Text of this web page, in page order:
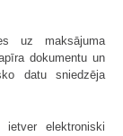
uz maksājuma
dokumentu un
datu sniedzēja
elektroniski